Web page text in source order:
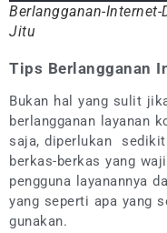
Berlangganan-Internet-
Jitu
Tips Berlangganan
Bukan hal yang sulit
berlangganan layanan
saja, diperlukan sedikit
berkas-berkas yang
pengguna layanannya
yang seperti apa yang
gunakan.